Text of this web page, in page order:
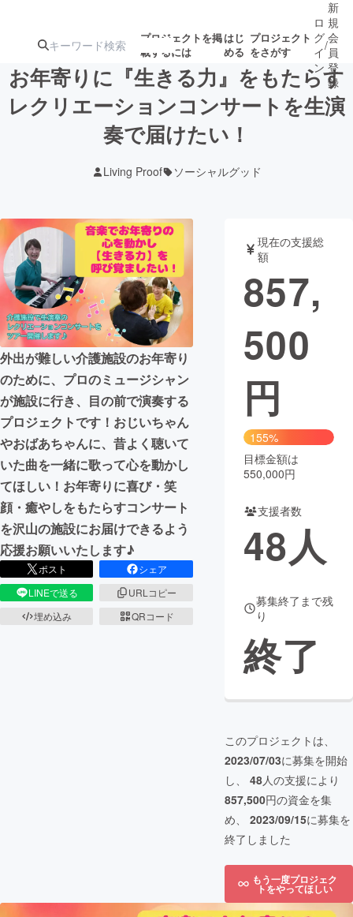
プロジェクトを掲
載するには
はじ
める
プロジェクト
をさがす
注目のリ 注目の新着プロ募集終了が近いプ
テクノロジー・ガジェット
映像・映画 書籍・雑誌
ビジネス・起業 チャレンジ
まちづくり・地域活性化
CAMPFIRE for Social Good
CAMPFIRE Creation
CAMPFIREふるさと納税
コミュニティ
ロ
グ
イ
ン
/
新
規
会
員
登
録
お年寄りに『生きる力』をもたらす
レクリエーションコンサートを生演
奏で届けたい！
Living Proof ソーシャルグッド
外出が難しい介護施設のお年寄り
のために、プロのミュージシャン
が施設に行き、目の前で演奏する
プロジェクトです！おじいちゃん
やおばあちゃんに、昔よく聴いて
いた曲を一緒に歌って心を動かし
てほしい！お年寄りに喜び・笑
顔・癒やしをもたらすコンサート
を沢山の施設にお届けできるよう
応援お願いいたします♪
ポスト
シェア
LINEで送る
URLコピー
埋め込み
QRコード
現在の支援総
額
857,
500
円
155%
目標金額は
550,000円
支援者数
48人
募集終了まで残
り
終了
このプロジェクトは、
2023/07/03に募集を開始
し、 48人の支援により
857,500円の資金を集
め、 2023/09/15に募集を
終了しました
もう一度プロジェク
トをやってほしい